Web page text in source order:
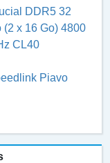
DDR5 32
(2 x 16 Go) 4800
CL40
Piavo